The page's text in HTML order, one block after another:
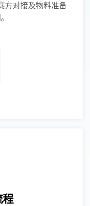
方对接及物料准备
程